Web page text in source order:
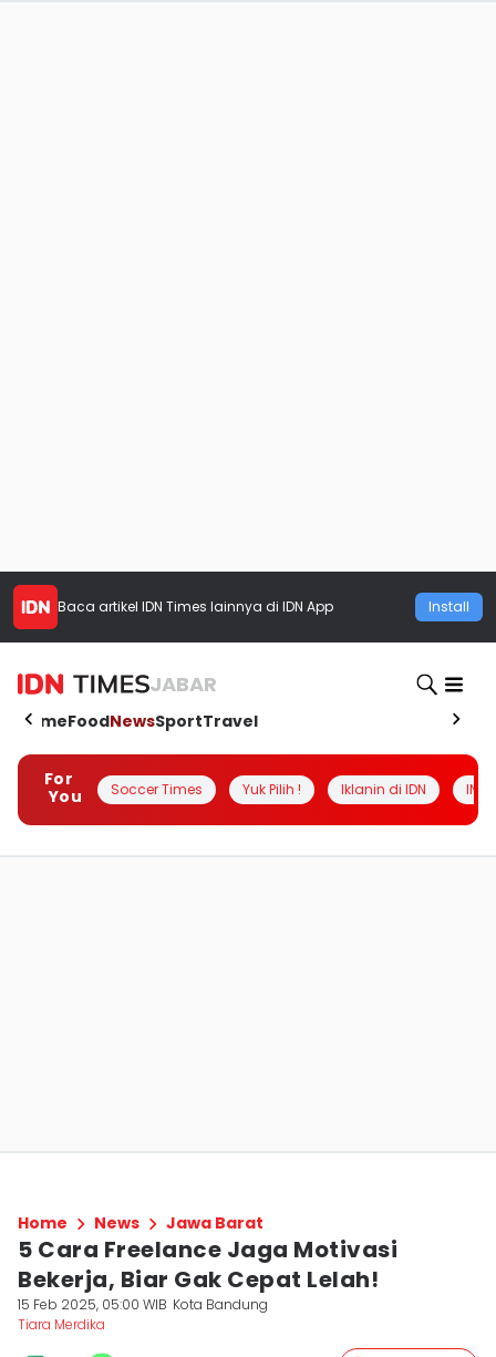
Baca artikel IDN Times lainnya di IDN App Install
JABAR
HomeFoodNewsSportTravel
For
You
Soccer Times Yuk Pilih ! Iklanin di IDN
Home News Jawa Barat
5 Cara Freelance Jaga Motivasi
Bekerja, Biar Gak Cepat Lelah!
15 Feb 2025, 05:00 WIB Kota Bandung
Tiara Merdika